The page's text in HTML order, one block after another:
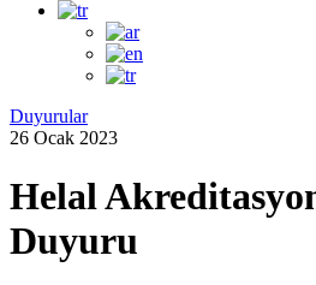
Duyurular
26 Ocak 2023
Helal
Duyuru